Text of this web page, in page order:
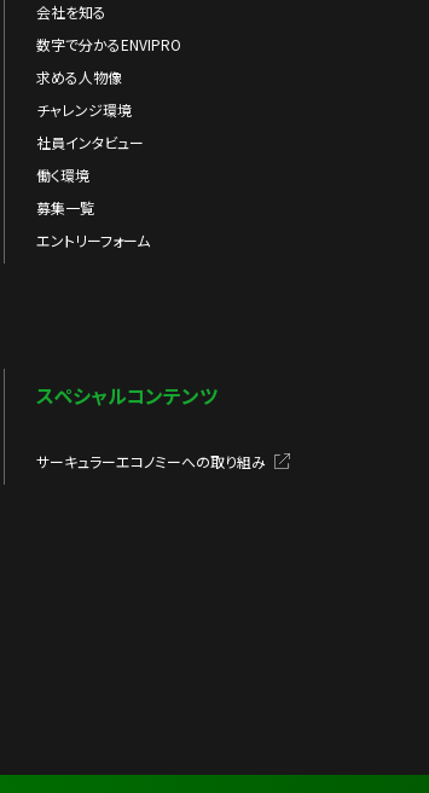
会社を知る
数字で分かるENVIPRO
求める人物像
チャレンジ環境
社員インタビュー
働く環境
募集一覧
エントリーフォーム
スペシャルコンテンツ
サーキュラーエコノミーへの取り組み